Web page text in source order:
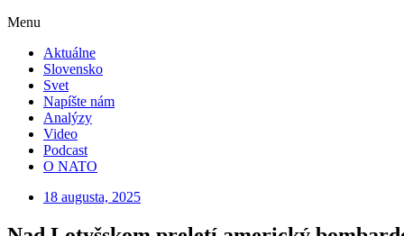
Menu
Aktuálne
Slovensko
Svet
Napíšte nám
Analýzy
Video
Podcast
O NATO
18 augusta, 2025